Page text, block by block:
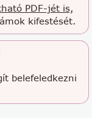
PDF-jét is,
kifestését.
belefeledkezni